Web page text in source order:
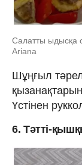
Салатты ыдысқа
Ariana
Шұңғыл
Үстінен
6. Тәтті-